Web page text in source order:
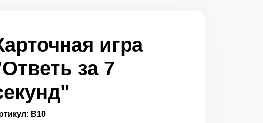
игра
за 7
В10